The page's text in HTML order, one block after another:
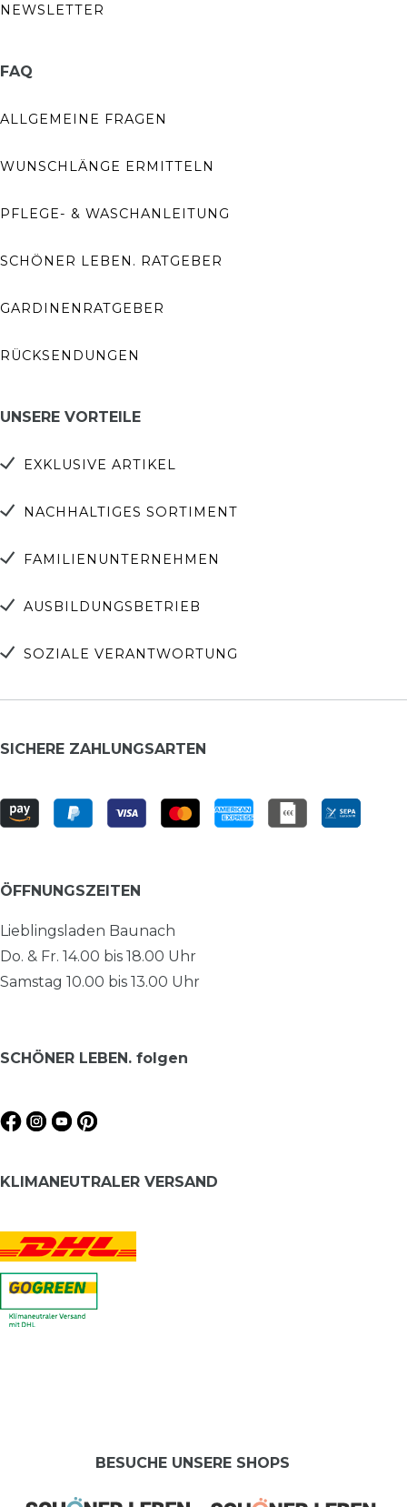
NEWSLETTER
FAQ
ALLGEMEINE FRAGEN
WUNSCHLÄNGE ERMITTELN
PFLEGE- & WASCHANLEITUNG
SCHÖNER LEBEN. RATGEBER
GARDINENRATGEBER
RÜCKSENDUNGEN
UNSERE VORTEILE
EXKLUSIVE ARTIKEL
NACHHALTIGES SORTIMENT
FAMILIENUNTERNEHMEN
AUSBILDUNGSBETRIEB
SOZIALE VERANTWORTUNG
SICHERE ZAHLUNGSARTEN
ÖFFNUNGSZEITEN
Lieblingsladen Baunach
Do. & Fr. 14.00 bis 18.00 Uhr
Samstag 10.00 bis 13.00 Uhr
SCHÖNER LEBEN. folgen
KLIMANEUTRALER VERSAND
BESUCHE UNSERE SHOPS